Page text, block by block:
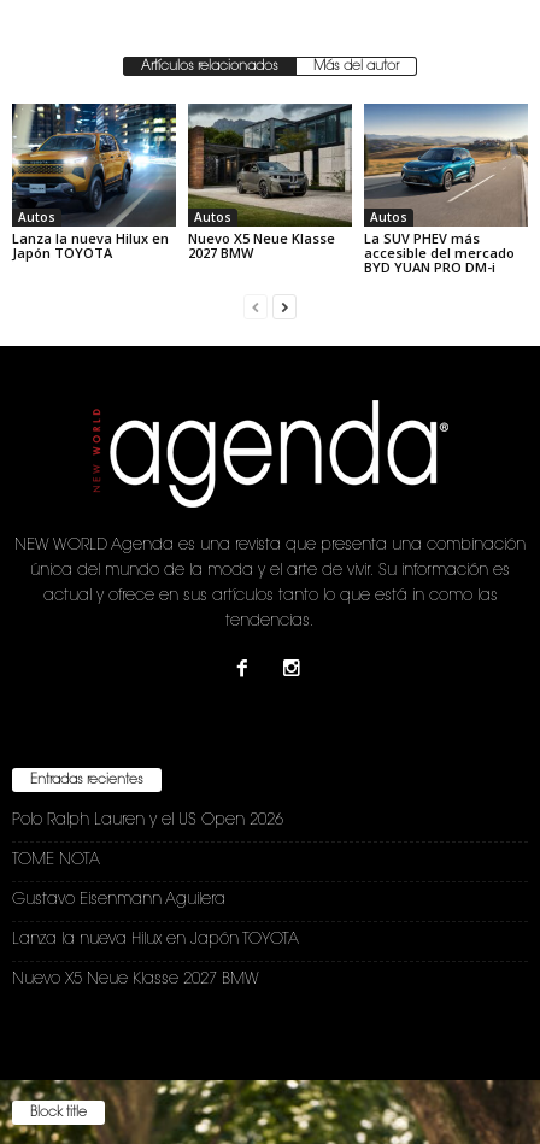
Artículos relacionados Más del autor
Autos
Lanza la nueva Hilux en
Japón TOYOTA
Autos
Nuevo X5 Neue Klasse
2027 BMW
Autos
La SUV PHEV más
accesible del mercado
BYD YUAN PRO DM-i
NEW WORLD Agenda es una revista que presenta una combinación
única del mundo de la moda y el arte de vivir. Su información es
actual y ofrece en sus artículos tanto lo que está in como las
tendencias.
Entradas recientes
Polo Ralph Lauren y el US Open 2026
TOME NOTA
Gustavo Eisenmann Aguilera
Lanza la nueva Hilux en Japón TOYOTA
Nuevo X5 Neue Klasse 2027 BMW
Block title